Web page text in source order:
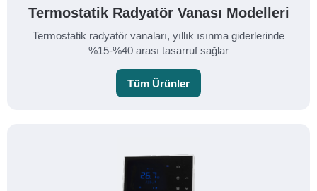
Termostatik Radyatör Vanası Modelleri
Termostatik radyatör vanaları, yıllık ısınma giderlerinde
%15-%40 arası tasarruf sağlar
Tüm Ürünler